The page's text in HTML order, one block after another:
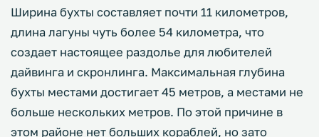
Ширина бухты составляет почти 11 километров,
длина лагуны чуть более 54 километра, что
создает настоящее раздолье для любителей
дайвинга и скронлинга. Максимальная глубина
бухты местами достигает 45 метров, а местами не
больше нескольких метров. По этой причине в
этом районе нет больших кораблей, но зато